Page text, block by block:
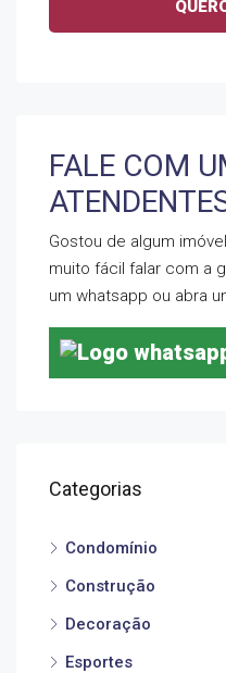
FALE COM
Gostou de algum
muito fácil falar com a
um whatsapp ou abra
Categorias
Condomínio
Construção
Decoração
Esportes